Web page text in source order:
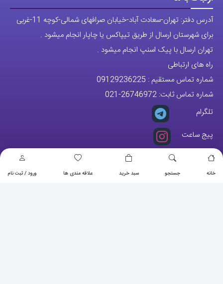
خانه جستجو سبد خرید علاقه مندی ها ورود / ثبت نام
ارتباط با ما
آدرس دفتر: تهران-سعادت آباد-خیابان صرافهای شمالی-کوچه 11-غربی
برای شهرستان ارسال از طریق تیپاکس یا چاپار انجام میشود .
تهران ارسال با پیک اسنپ انجام میشود .
راه های ارتباطی
شماره تماس مستقیم :09129236225
شماره تماس ثابت:26746972
پیج ساعت